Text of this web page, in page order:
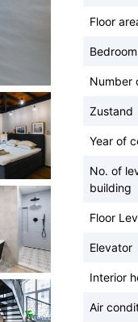
Floor
Number
Zustand
Year of
No. of
building
Floor
Elevator
Interior
Air